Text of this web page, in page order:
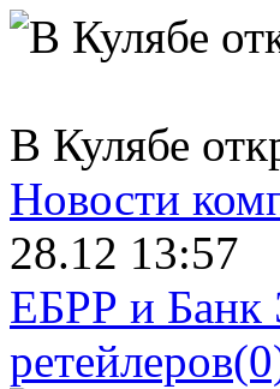
В Кулябе
Новости
28.12 13:57
ЕБРР и Банк
ретейлеров